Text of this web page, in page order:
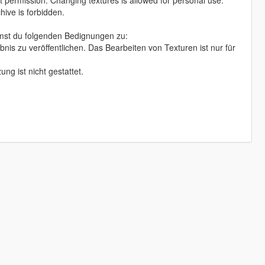
is forbidden.
du folgenden Bedignungen zu:
zu veröffentlichen. Das Bearbeiten von Texturen ist nur für
ist nicht gestattet.